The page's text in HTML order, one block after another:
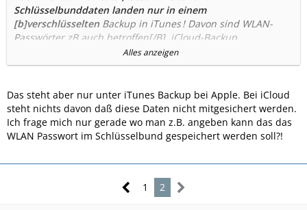
Schlüsselbunddaten landen nur in einem
[b]verschlüsselten Backup in iTunes! Davon sind WLAN-
Passwörter zB auch betroffen[/B]. iCloud-Backup
funktioniert gut, am Anfang dauert es eben etwas, danach
werden nur noch Änderungen gesichert. Fotomediathek
o.ä. im Einsatz hat. Nutzt man einen Passwortmanager wie
1Password, ist man auch schnell wieder mit den gewohnten
WLAN-Netzen verbunden...aberApps werden nicht
gesichert, sondern aus dem App_Store heruntergeladen. Ist
verfügbar kann sie leider auch nicht mehr wiederhergestellt
Daten gespeichert sind, aber ohne App bringt das dann
Alles anzeigen
Das steht aber nur unter iTunes Backup bei Apple. Bei iCloud
steht nichts davon daß diese Daten nicht mitgesichert werden.
Ich frage mich nur gerade wo man z.B. angeben kann das das
WLAN Passwort im Schlüsselbund gespeichert werden soll?!
1 2